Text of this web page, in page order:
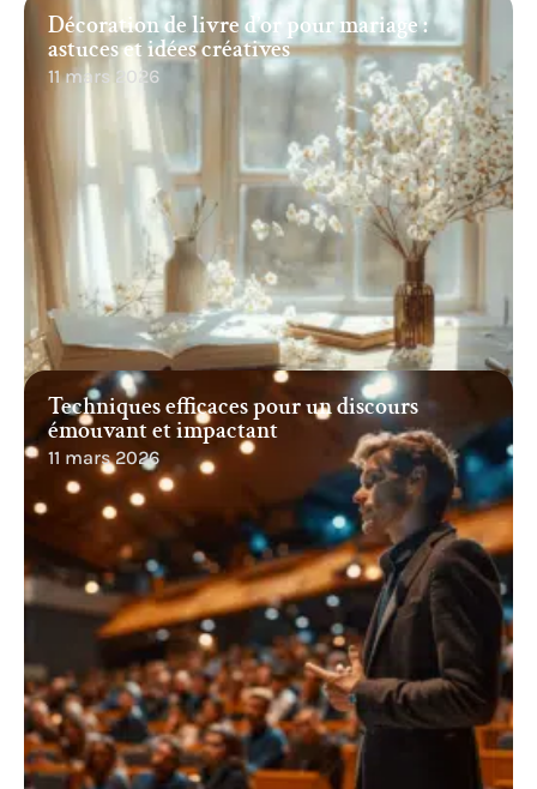
Décoration de livre d’or pour mariage :
astuces et idées créatives
11 mars 2026
Techniques efficaces pour un discours
émouvant et impactant
11 mars 2026
Recherche